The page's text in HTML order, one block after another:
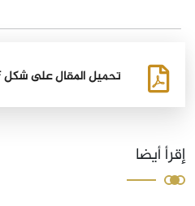
تحميل المقال على شكل PDF
إقرأ أيضا